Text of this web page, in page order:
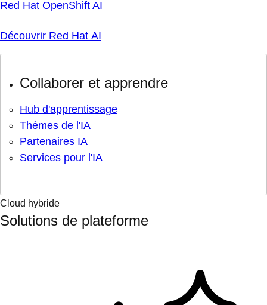
Red Hat OpenShift AI
Découvrir Red Hat AI
Collaborer et apprendre
Hub d'apprentissage
Thèmes de l'IA
Partenaires IA
Services pour l'IA
Cloud hybride
Solutions de plateforme